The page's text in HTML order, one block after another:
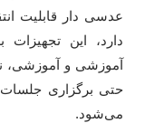
عدسی دار قابلیت
دارد، این تجهیزات
آموزشی و آموزشی،
حتی برگزاری
می‌شود.